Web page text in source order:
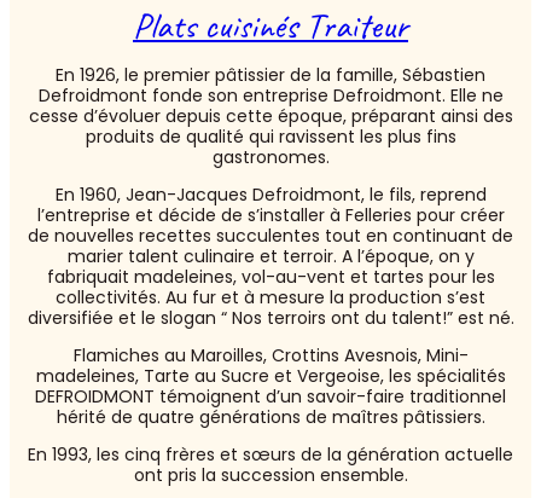
Plats cuisinés Traiteur
En 1926, le premier pâtissier de la famille, Sébastien
Defroidmont fonde son entreprise Defroidmont. Elle ne
cesse d’évoluer depuis cette époque, préparant ainsi des
produits de qualité qui ravissent les plus fins
gastronomes.
En 1960, Jean-Jacques Defroidmont, le fils, reprend
l’entreprise et décide de s’installer à Felleries pour créer
de nouvelles recettes succulentes tout en continuant de
marier talent culinaire et terroir. A l’époque, on y
fabriquait madeleines, vol-au-vent et tartes pour les
collectivités. Au fur et à mesure la production s’est
diversifiée et le slogan “ Nos terroirs ont du talent!” est né.
Flamiches au Maroilles, Crottins Avesnois, Mini-
madeleines, Tarte au Sucre et Vergeoise, les spécialités
DEFROIDMONT témoignent d’un savoir-faire traditionnel
hérité de quatre générations de maîtres pâtissiers.
En 1993, les cinq frères et sœurs de la génération actuelle
ont pris la succession ensemble.